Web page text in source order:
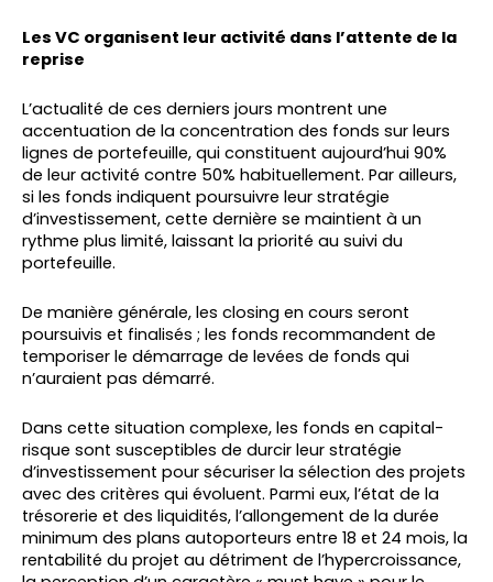
Les VC organisent leur activité dans l’attente de la
reprise
L’actualité de ces derniers jours montrent une
accentuation de la concentration des fonds sur leurs
lignes de portefeuille, qui constituent aujourd’hui 90%
de leur activité contre 50% habituellement. Par ailleurs,
si les fonds indiquent poursuivre leur stratégie
d’investissement, cette dernière se maintient à un
rythme plus limité, laissant la priorité au suivi du
portefeuille.
De manière générale, les closing en cours seront
poursuivis et finalisés ; les fonds recommandent de
temporiser le démarrage de levées de fonds qui
n’auraient pas démarré.
Dans cette situation complexe, les fonds en capital-
risque sont susceptibles de durcir leur stratégie
d’investissement pour sécuriser la sélection des projets
avec des critères qui évoluent. Parmi eux, l’état de la
trésorerie et des liquidités, l’allongement de la durée
minimum des plans autoporteurs entre 18 et 24 mois, la
rentabilité du projet au détriment de l’hypercroissance,